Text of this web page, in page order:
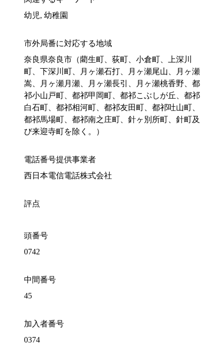
幼児, 幼稚園
市外局番に対応する地域
奈良県奈良市（藺生町、荻町、小倉町、上深川
町、下深川町、月ヶ瀬石打、月ヶ瀬尾山、月ヶ瀬
嵩、月ヶ瀬月瀬、月ヶ瀬長引、月ヶ瀬桃香野、都
祁小山戸町、都祁甲岡町、都祁こぶしが丘、都祁
白石町、都祁相河町、都祁友田町、都祁吐山町、
都祁馬場町、都祁南之庄町、針ヶ別所町、針町及
び来迎寺町を除く。）
電話番号提供事業者
西日本電信電話株式会社
評点
頭番号
0742
中間番号
45
加入者番号
0374